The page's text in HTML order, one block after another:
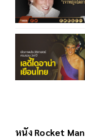
หนัง Rocket Man